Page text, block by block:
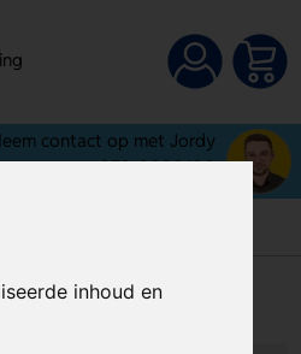
inhoud en
contact op met Jordy
072-3030100
BTW)